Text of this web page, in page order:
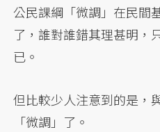
公民課綱「微調」在民間
了，誰對誰錯其理甚明，
已。
但比較少人注意到的是，
「微調」了。